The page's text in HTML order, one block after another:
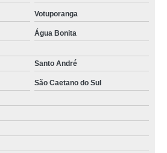
Votuporanga
Água Bonita
Santo André
São Caetano do Sul